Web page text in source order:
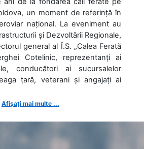
un moment de referință în
național. La eveniment au
și Dezvoltării Regionale,
general al Î.S. „Calea Ferată
Cotelinic, reprezentanți ai
conducători ai sucursalelor
țară, veterani și angajați ai
Afișați mai multe ...